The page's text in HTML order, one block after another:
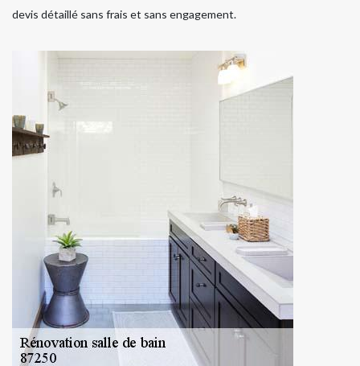
devis détaillé sans frais et sans engagement.